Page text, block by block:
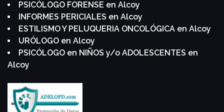
PSICÓLOGO FORENSE en Alcoy
INFORMES PERICIALES en Alcoy
ESTILISMO Y PELUQUERIA ONCOLÓGICA en Alcoy
URÓLOGO en Alcoy
PSICÓLOGO en NIÑOS y/o ADOLESCENTES en
Alcoy